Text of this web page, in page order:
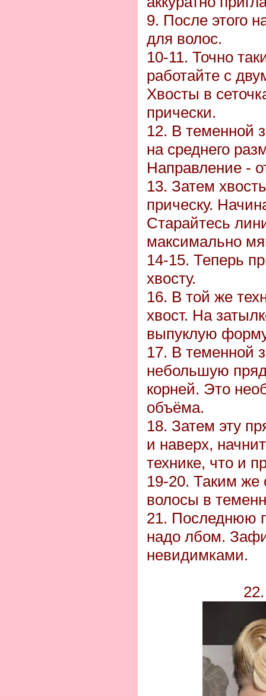
9. После этого
для волос.
10-11. Точно
работайте с
Хвосты в
прически.
12. В теменной
на среднего
Направление -
13. Затем
прическу.
Старайтесь
максимально
14-15. Теперь
хвосту.
16. В той же
хвост. На
выпуклую
17. В теменной
небольшую
корней. Это
объёма.
18. Затем эту
и наверх,
технике, что и
19-20. Таким же
волосы в
21. Последнюю
надо лбом.
невидимками.